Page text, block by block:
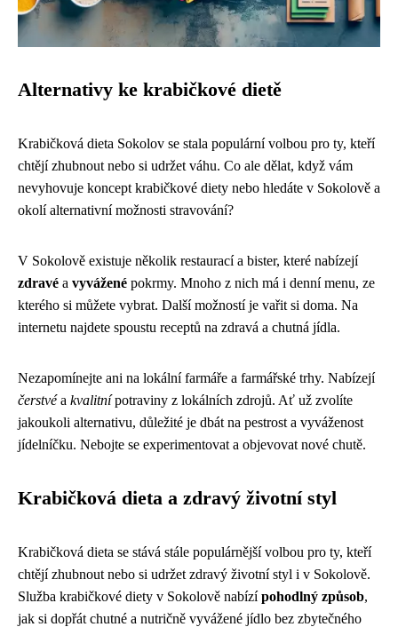
Alternativy ke krabičkové dietě
Krabičková dieta Sokolov se stala populární volbou pro ty, kteří
chtějí zhubnout nebo si udržet váhu. Co ale dělat, když vám
nevyhovuje koncept krabičkové diety nebo hledáte v Sokolově a
okolí alternativní možnosti stravování?
V Sokolově existuje několik restaurací a bister, které nabízejí
zdravé a vyvážené pokrmy. Mnoho z nich má i denní menu, ze
kterého si můžete vybrat. Další možností je vařit si doma. Na
internetu najdete spoustu receptů na zdravá a chutná jídla.
Nezapomínejte ani na lokální farmáře a farmářské trhy. Nabízejí
čerstvéa kvalitnípotraviny z lokálních zdrojů. Ať už zvolíte
jakoukoli alternativu, důležité je dbát na pestrost a vyváženost
jídelníčku. Nebojte se experimentovat a objevovat nové chutě.
Krabičková dieta a zdravý životní styl
Krabičková dieta se stává stále populárnější volbou pro ty, kteří
chtějí zhubnout nebo si udržet zdravý životní styl i v Sokolově.
Služba krabičkové diety v Sokolově nabízípohodlný způsob,
jak si dopřát chutné a nutričně vyvážené jídlo bez zbytečného